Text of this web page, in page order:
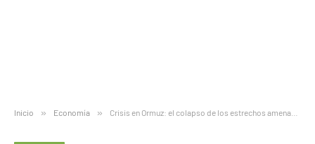
Inicio » Economía » Crisis en Ormuz: el colapso de los estrechos amenaza la economía global